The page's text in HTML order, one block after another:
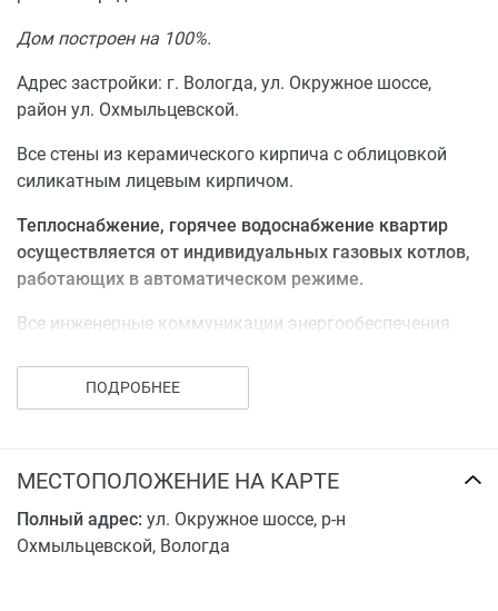
ответственностью «Страховая компания
2016 года.
Дом построен на 100%.
Адрес застройки: г. Вологда, ул. Окружное шоссе,
район ул. Охмыльцевской.
Все стены из керамического кирпича с облицовкой
силикатным лицевым кирпичом.
Теплоснабжение, горячее водоснабжение квартир
осуществляется от индивидуальных газовых котлов,
работающих в автоматическом режиме.
Все инженерные коммуникации энергообеспечения
ПОДРОБНЕЕ
МЕСТОПОЛОЖЕНИЕ НА КАРТЕ
Полный адрес: ул. Окружное шоссе, р-н
Охмыльцевской, Вологда